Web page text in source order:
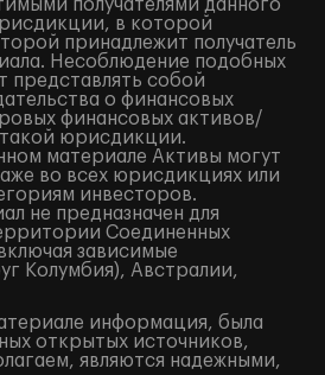
получателями данного
в которой
принадлежит получатель
Несоблюдение подобных
представлять собой
о финансовых
финансовых активов/
юрисдикции.
материале Активы могут
во всех юрисдикциях или
инвесторов.
не предназначен для
Соединенных
зависимые
Колумбия), Австралии,
информация, была
открытых источников,
являются надежными,